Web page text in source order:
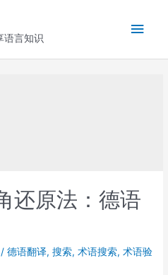
语言知识
主
菜
还原法：德语
/德语翻译,搜索,术语搜索,术语验